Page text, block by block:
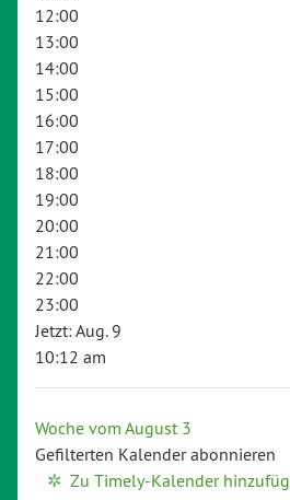
12:00
13:00
14:00
15:00
16:00
17:00
18:00
19:00
20:00
21:00
22:00
23:00
Jetzt: Aug. 9
10:12 am
Woche vom August 3
Gefilterten Kalender abonnieren
Zu Timely-Kalender